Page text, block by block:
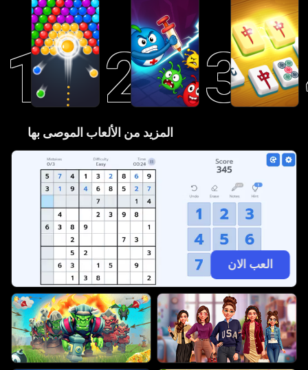
1 2 3
المزيد من الألعاب الموصى بها
العب الان